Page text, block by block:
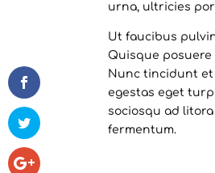
urna, ultricies
Ut faucibus
Quisque posuere
Nunc tincidunt et
egestas eget
sociosqu ad
fermentum.